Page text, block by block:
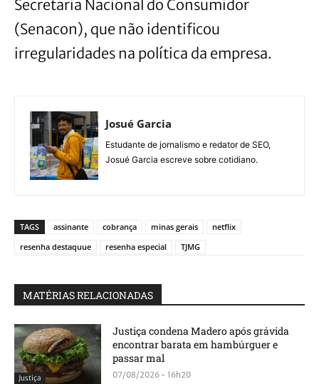
Secretaria Nacional do Consumidor
(Senacon), que não identificou
irregularidades na política da empresa.
Josué Garcia
Estudante de jornalismo e redator de SEO,
Josué Garcia escreve sobre cotidiano.
TAGS assinante cobrança minas gerais
netflix
resenha destaquue
resenha especial TJMG
MATÉRIAS RELACIONADAS
Justiça
Justiça condena Madero após grávida
encontrar barata em hambúrguer e
passar mal
07/08/2026 - 16h20